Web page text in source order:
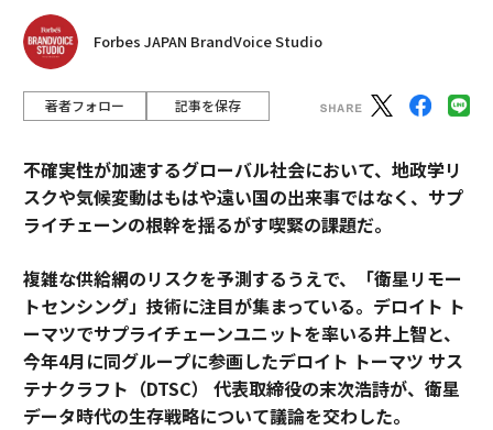
Forbes JAPAN BrandVoice Studio
著者フォロー 記事を保存
不確実性が加速するグローバル社会において、地政学リ
スクや気候変動はもはや遠い国の出来事ではなく、サプ
ライチェーンの根幹を揺るがす喫緊の課題だ。
複雑な供給網のリスクを予測するうえで、「衛星リモー
トセンシング」技術に注目が集まっている。デロイト ト
ーマツでサプライチェーンユニットを率いる井上智と、
今年4月に同グループに参画したデロイト トーマツ サス
テナクラフト（DTSC） 代表取締役の末次浩詩が、衛星
データ時代の生存戦略について議論を交わした。